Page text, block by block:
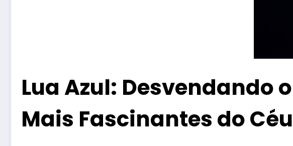
Lua Azul: Desvendando
Mais Fascinantes do Céu